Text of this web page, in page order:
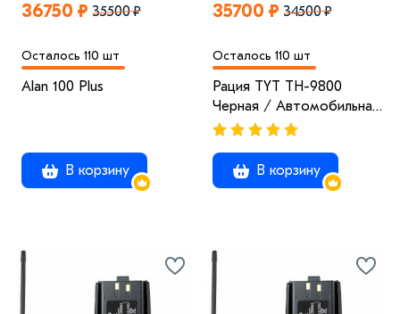
36750 ₽ 35500 ₽
Осталось 110 шт
Alan 100 Plus
В корзину
35700 ₽ 34500 ₽
Осталось 110 шт
Рация TYT TH-9800
Черная / Автомобильная
радиостанция с радиусом
В корзину